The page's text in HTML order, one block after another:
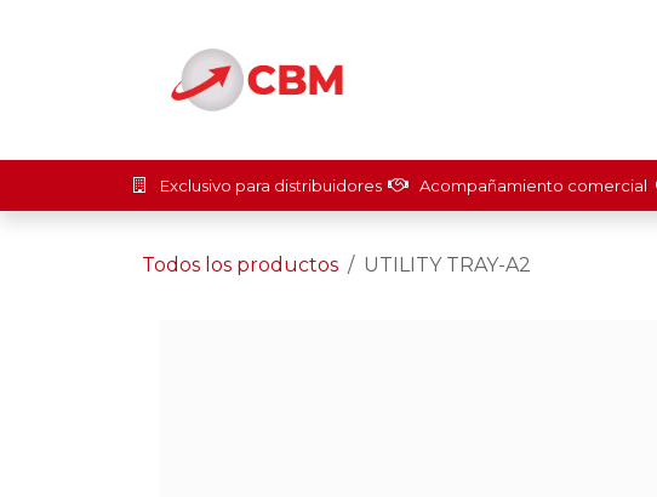
Exclusivo para distribuidores Acompañamiento comercial
Todos los productos UTILITY TRAY-A2